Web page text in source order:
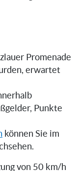
Promenade
erwartet
Punkte
können Sie im
von 50 km/h